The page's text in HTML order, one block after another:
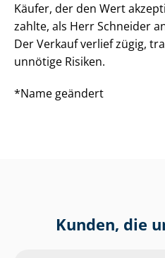
Käufer, der den Wert
zahlte, als Herr Schneider
Der Verkauf verlief zügig,
unnötige Risiken.
*Name geändert
Kunden, die